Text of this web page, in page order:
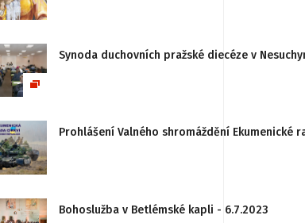
Synoda duchovních pražské diecéze v
Prohlášení Valného shromáždění
Bohoslužba v Betlémské kapli - 6.7.2023